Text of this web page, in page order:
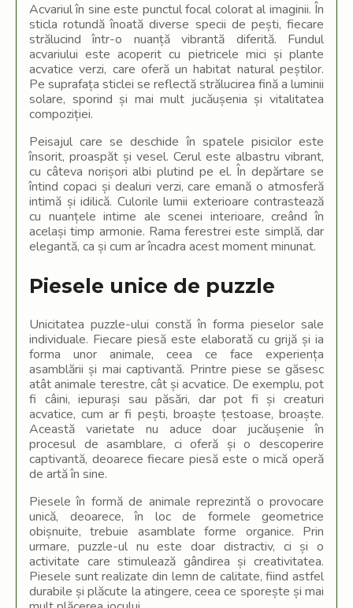
Acvariul în sine este punctul focal colorat al imaginii. În
sticla rotundă înoată diverse specii de pești, fiecare
strălucind într-o nuanță vibrantă diferită. Fundul
acvariului este acoperit cu pietricele mici și plante
acvatice verzi, care oferă un habitat natural peștilor.
Pe suprafața sticlei se reflectă strălucirea fină a luminii
solare, sporind și mai mult jucăușenia și vitalitatea
compoziției.
Peisajul care se deschide în spatele pisicilor este
însorit, proaspăt și vesel. Cerul este albastru vibrant,
cu câteva norișori albi plutind pe el. În depărtare se
întind copaci și dealuri verzi, care emană o atmosferă
intimă și idilică. Culorile lumii exterioare contrastează
cu nuanțele intime ale scenei interioare, creând în
același timp armonie. Rama ferestrei este simplă, dar
elegantă, ca și cum ar încadra acest moment minunat.
Piesele unice de puzzle
Unicitatea puzzle-ului constă în forma pieselor sale
individuale. Fiecare piesă este elaborată cu grijă și ia
forma unor animale, ceea ce face experiența
asamblării și mai captivantă. Printre piese se găsesc
atât animale terestre, cât și acvatice. De exemplu, pot
fi câini, iepurași sau păsări, dar pot fi și creaturi
acvatice, cum ar fi pești, broaște țestoase, broaște.
Această varietate nu aduce doar jucăușenie în
procesul de asamblare, ci oferă și o descoperire
captivantă, deoarece fiecare piesă este o mică operă
de artă în sine.
Piesele în formă de animale reprezintă o provocare
unică, deoarece, în loc de formele geometrice
obișnuite, trebuie asamblate forme organice. Prin
urmare, puzzle-ul nu este doar distractiv, ci și o
activitate care stimulează gândirea și creativitatea.
Piesele sunt realizate din lemn de calitate, fiind astfel
durabile și plăcute la atingere, ceea ce sporește și mai